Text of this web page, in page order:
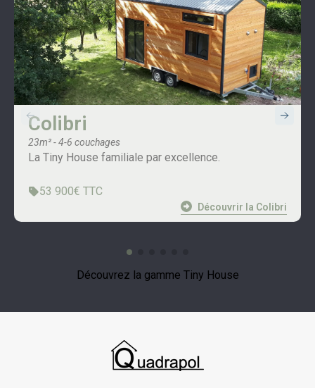
Colibri
23m² - 4-6 couchages
La Tiny House familiale par excellence.
53 900€ TTC
Découvrir la Colibri
Découvrez la gamme Tiny House